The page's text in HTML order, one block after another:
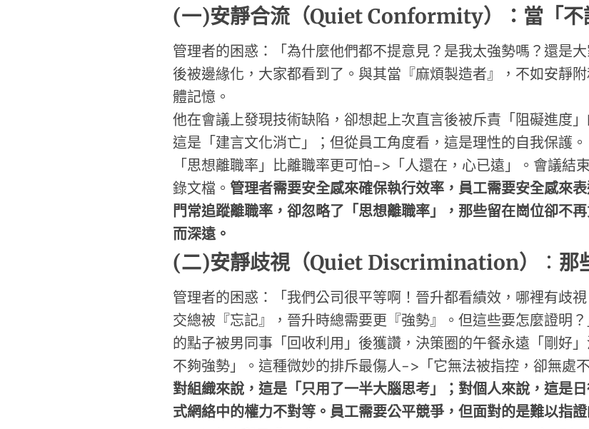
(一)安靜合流（Quiet Conformity） ： 當「
管理者的困惑：「為什麼他們都不提意見？是我太強勢嗎？還是
後被邊緣化，大家都看到了。與其當『麻煩製造者』，不如安靜
體記憶。
他在會議上發現技術缺陷，卻想起上次直言後被斥責「阻礙進度
這是「建言文化消亡」；但從員工角度看，這是理性的自我保護。
「思想離職率」比離職率更可怕->「人還在，心已遠」。會議結
錄文檔。 管理者需要安全感來確保執行效率，員工需要安全感來
門常追蹤離職率，卻忽略了「思想離職率」
， 那些留在崗位卻不
而深遠。
(二)安靜歧視（Quiet Discrimination） ： 那
管理者的困惑：「我們公司很平等啊！晉升都看績效，哪裡有歧
交總被『忘記』，晉升時總需要更『強勢』。但這些要怎麼證明
的點子被男同事「回收利用」後獲讚，決策圈的午餐永遠「剛好
不夠強勢」。這種微妙的排斥最傷人->「它無法被指控，卻無處
對組織來說，這是「只用了一半大腦思考」；對個人來說，這是
式網絡中的權力不對等。員工需要公平競爭，但面對的是難以指證